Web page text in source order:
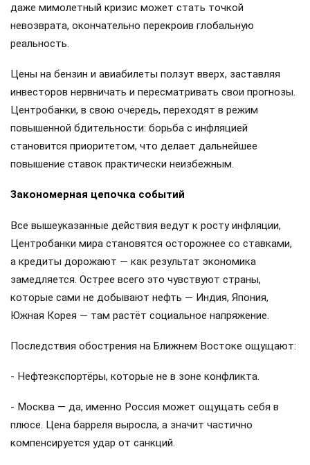
даже мимолетный кризис может стать точкой
невозврата, окончательно перекроив глобальную
реальность.
Цены на бензин и авиабилеты ползут вверх, заставляя
инвесторов нервничать и пересматривать свои прогнозы.
Центробанки, в свою очередь, переходят в режим
повышенной бдительности: борьба с инфляцией
становится приоритетом, что делает дальнейшее
повышение ставок практически неизбежным.
Закономерная цепочка событий
Все вышеуказанные действия ведут к росту инфляции,
Центробанки мира становятся осторожнее со ставками,
а кредиты дорожают — как результат экономика
замедляется. Острее всего это чувствуют страны,
которые сами не добывают нефть — Индия, Япония,
Южная Корея — там растёт социальное напряжение.
Последствия обострения на Ближнем Востоке ощущают:
- Нефтеэкспортёры, которые не в зоне конфликта.
- Москва — да, именно Россия может ощущать себя в
плюсе. Цена барреля выросла, а значит частично
компенсируется удар от санкций.